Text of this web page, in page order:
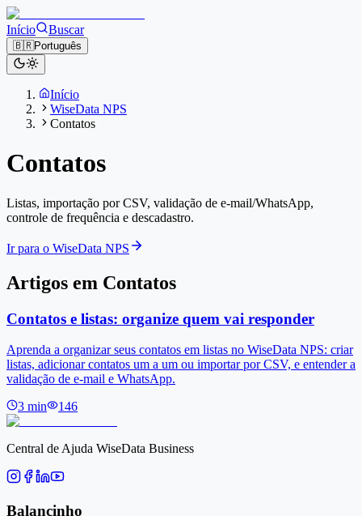
Início Buscar
🇧🇷Português
Início
WiseData NPS
Contatos
Contatos
Listas, importação por CSV, validação de e-mail/WhatsApp,
controle de frequência e descadastro.
Ir para o WiseData NPS
Artigos em Contatos
Contatos e listas: organize quem vai responder
Aprenda a organizar seus contatos em listas no WiseData NPS: criar
listas, adicionar contatos um a um ou importar por CSV, e entender a
validação de e-mail e WhatsApp.
3 min 146
Central de Ajuda WiseData Business
Balancinho